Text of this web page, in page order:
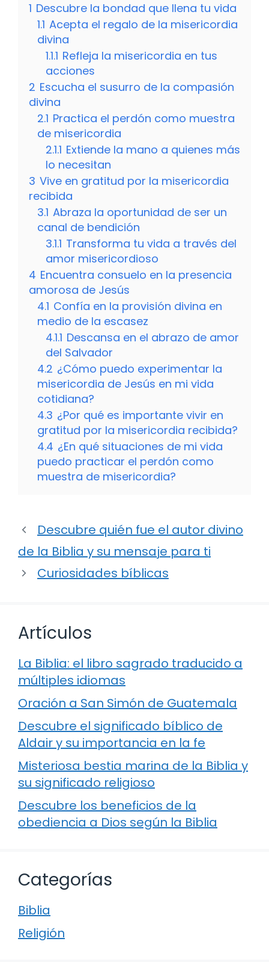
1 Descubre la bondad que llena tu vida
1.1 Acepta el regalo de la misericordia
divina
1.1.1 Refleja la misericordia en tus
acciones
2 Escucha el susurro de la compasión
divina
2.1 Practica el perdón como muestra
de misericordia
2.1.1 Extiende la mano a quienes más
lo necesitan
3 Vive en gratitud por la misericordia
recibida
3.1 Abraza la oportunidad de ser un
canal de bendición
3.1.1 Transforma tu vida a través del
amor misericordioso
4 Encuentra consuelo en la presencia
amorosa de Jesús
4.1 Confía en la provisión divina en
medio de la escasez
4.1.1 Descansa en el abrazo de amor
del Salvador
4.2 ¿Cómo puedo experimentar la
misericordia de Jesús en mi vida
cotidiana?
4.3 ¿Por qué es importante vivir en
gratitud por la misericordia recibida?
4.4 ¿En qué situaciones de mi vida
puedo practicar el perdón como
muestra de misericordia?
Descubre quién fue el autor divino
de la Biblia y su mensaje para ti
Curiosidades bíblicas
Artículos
La Biblia: el libro sagrado traducido a
múltiples idiomas
Oración a San Simón de Guatemala
Descubre el significado bíblico de
Aldair y su importancia en la fe
Misteriosa bestia marina de la Biblia y
su significado religioso
Descubre los beneficios de la
obediencia a Dios según la Biblia
Categorías
Biblia
Religión